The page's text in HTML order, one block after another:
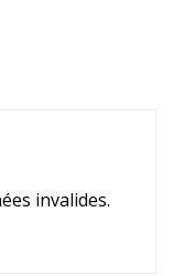
invalides.